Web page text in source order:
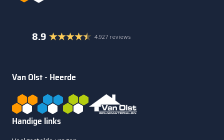
8.9 4.927 reviews
Van Olst - Heerde
Handige links